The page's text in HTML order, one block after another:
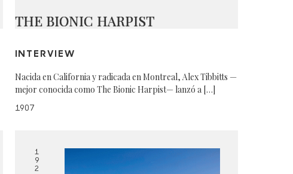
THE BIONIC HARPIST
INTERVIEW
Nacida en California y radicada en Montreal, Alex Tibbitts —
mejor conocida como The Bionic Harpist— lanzó a […]
1907
1
9
2